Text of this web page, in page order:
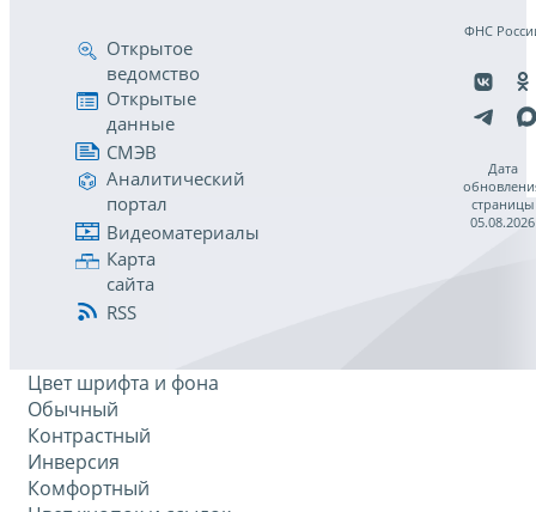
Открытое
ведомство
Открытые
данные
СМЭВ
Аналитический
портал
Видеоматериалы
Карта
сайта
RSS
ФНС
Дата
страницы
05.08.2026
Цвет шрифта и фона
Обычный
Контрастный
Инверсия
Комфортный